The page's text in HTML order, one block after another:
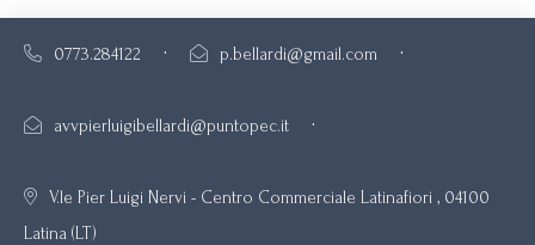
0773.284122 · p.bellardi@gmail.com ·
avvpierluigibellardi@puntopec.it ·
V.le Pier Luigi Nervi - Centro Commerciale Latinafiori , 04100
Latina (LT)